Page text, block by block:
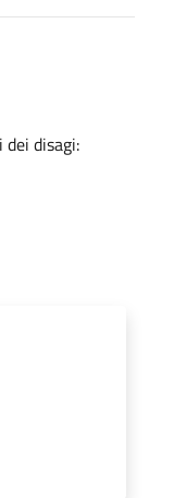
disagi: